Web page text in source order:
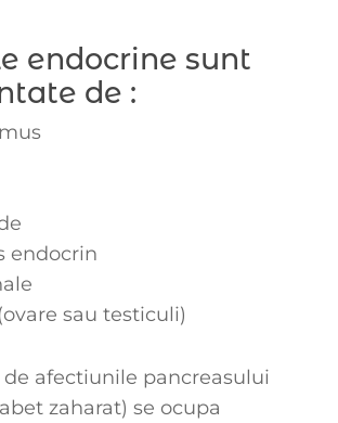
endocrine sunt
de :
endocrin
sau testiculi)
de afectiunile pancreasului
zaharat) se ocupa